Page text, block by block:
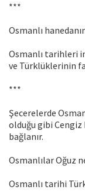
***
Osmanlı
Osmanlı tarihleri
ve Türklüklerinin
***
Şecerelerde
olduğu gibi Cengiz
bağlanır.
Osmanlılar Oğuz
Osmanlı tarihi